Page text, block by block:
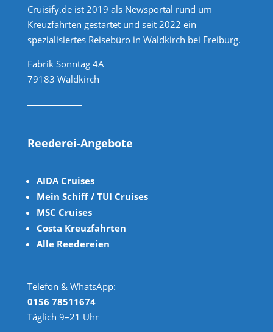
Cruisify.de ist 2019 als Newsportal rund um
Kreuzfahrten gestartet und seit 2022 ein
spezialisiertes Reisebüro in Waldkirch bei Freiburg.
Fabrik Sonntag 4A
79183 Waldkirch
Reederei-Angebote
AIDA Cruises
Mein Schiff / TUI Cruises
MSC Cruises
Costa Kreuzfahrten
Alle Reedereien
Telefon & WhatsApp:
0156 78511674
Täglich 9–21 Uhr